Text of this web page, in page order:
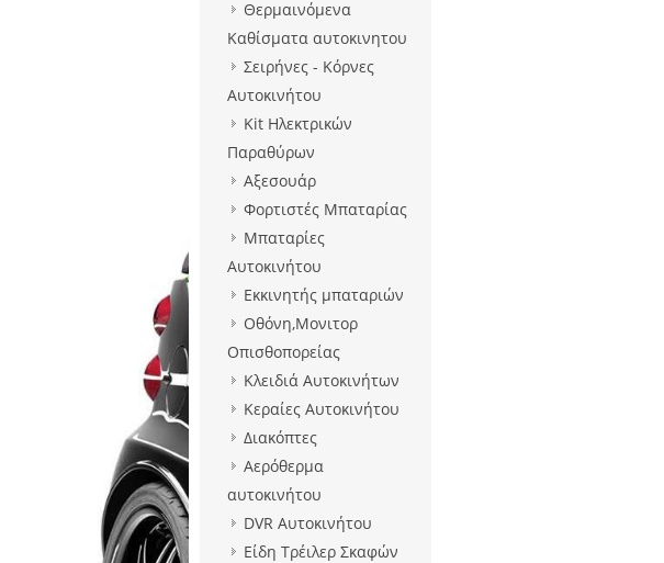
Θερμαινόμενα
Καθίσματα αυτοκινητου
Σειρήνες - Κόρνες
Αυτοκινήτου
Kit Ηλεκτρικών
Παραθύρων
Αξεσουάρ
Φορτιστές Μπαταρίας
Μπαταρίες
Αυτοκινήτου
Εκκινητής μπαταριών
Οθόνη,Μονιτορ
Οπισθοπορείας
Κλειδιά Αυτοκινήτων
Κεραίες Αυτοκινήτου
Διακόπτες
Αερόθερμα
αυτοκινήτου
DVR Αυτοκινήτου
Είδη Τρέιλερ Σκαφών